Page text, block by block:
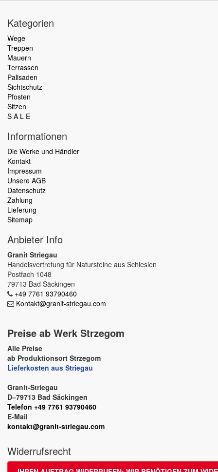
Kategorien
Wege
Treppen
Mauern
Terrassen
Palisaden
Sichtschutz
Pfosten
Sitzen
S A L E
Informationen
Die Werke und Händler
Kontakt
Impressum
Unsere AGB
Datenschutz
Zahlung
Lieferung
Sitemap
Anbieter Info
Granit Striegau
Handelsvertretung für Natursteine aus Schlesien
Postfach 1048
79713 Bad Säckingen
+49 7761 93790460
Kontakt@granit-striegau.com
Preise ab Werk Strzegom
Alle Preise
ab Produktionsort Strzegom
Lieferkosten aus Striegau
Granit-Striegau
D–79713 Bad Säckingen
Telefon +49 7761 93790460
E-Mail
kontakt@granit-striegau.com
Widerrufsrecht